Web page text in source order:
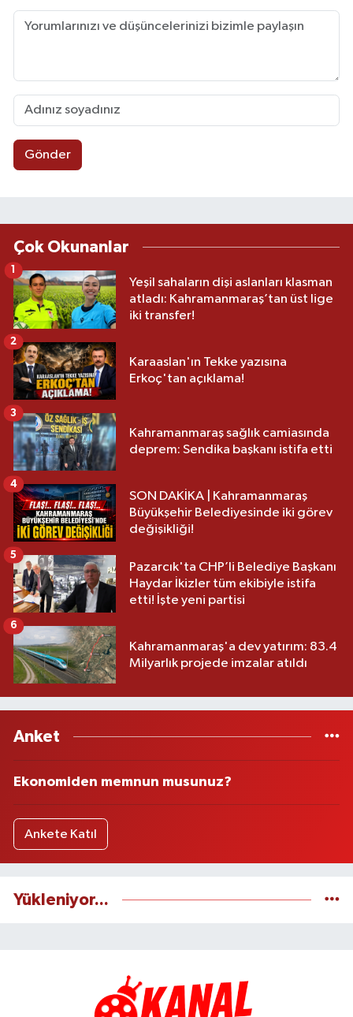
Gönder
Çok Okunanlar
Yeşil sahaların dişi aslanları klasman
atladı: Kahramanmaraş’tan üst lige
iki transfer!
Karaaslan'ın Tekke yazısına
Erkoç'tan açıklama!
2
Kahramanmaraş sağlık camiasında
deprem: Sendika başkanı istifa etti
3
SON DAKİKA | Kahramanmaraş
Büyükşehir Belediyesinde iki görev
değişikliği!
4
Pazarcık'ta CHP’li Belediye Başkanı
Haydar İkizler tüm ekibiyle istifa
etti! İşte yeni partisi
5
Kahramanmaraş'a dev yatırım: 83.4
Milyarlık projede imzalar atıldı
6
Anket
Ekonomiden memnun musunuz?
Ankete Katıl
Yükleniyor...